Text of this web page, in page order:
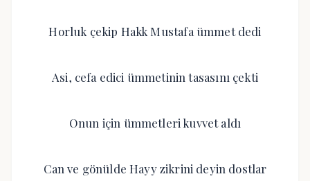
Horluk çekip Hakk Mustafa ümmet dedi
Asi, cefa edici ümmetinin tasasını çekti
Onun için ümmetleri kuvvet aldı
Can ve gönülde Hayy zikrini deyin dostlar